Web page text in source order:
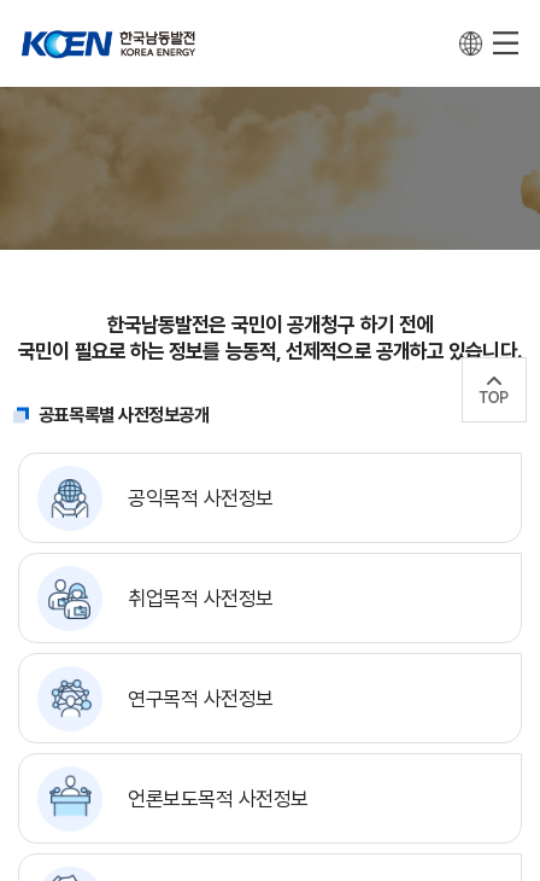
한국남동발전은 국민이 공개청구 하기 전에
국민이 필요로 하는 정보를 능동적, 선제적으로 공개하고 있습니다.
공표목록별 사전정보공개
공익목적 사전정보
취업목적 사전정보
연구목적 사전정보
언론보도목적 사전정보